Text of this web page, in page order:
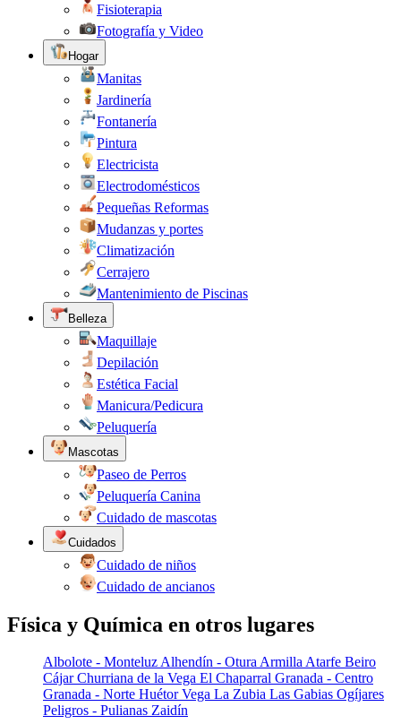
Fisioterapia
Fotografía y Video
Hogar
Manitas
Jardinería
Fontanería
Pintura
Electricista
Electrodomésticos
Pequeñas Reformas
Mudanzas y portes
Climatización
Cerrajero
Mantenimiento de Piscinas
Belleza
Maquillaje
Depilación
Estética Facial
Manicura/Pedicura
Peluquería
Mascotas
Paseo de Perros
Peluquería Canina
Cuidado de mascotas
Cuidados
Cuidado de niños
Cuidado de ancianos
Física y Química en otros lugares
Albolote - MonteluzAlhendín - OturaArmillaAtarfe Beiro
Cájar Churriana de la Vega El Chaparral Granada - Centro
Granada - Norte Huétor Vega La Zubia Las Gabias Ogíjares
Peligros - Pulianas Zaidín